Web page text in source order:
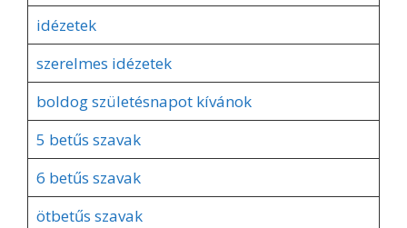
idézetek
szerelmes idézetek
boldog születésnapot kívánok
5 betűs szavak
6 betűs szavak
ötbetűs szavak